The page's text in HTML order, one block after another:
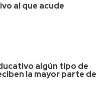
al que acude
algún tipo de
la mayor parte de